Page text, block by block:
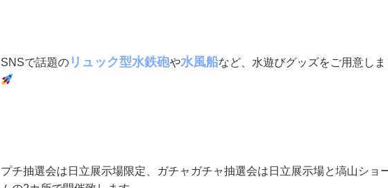
SNSで話題の リュック型水鉄砲や水風船など、水遊びグッズをご用意しま
プチ抽選会は日立展示場限定、ガチャガチャ抽選会は日立展示場と塙山ショ